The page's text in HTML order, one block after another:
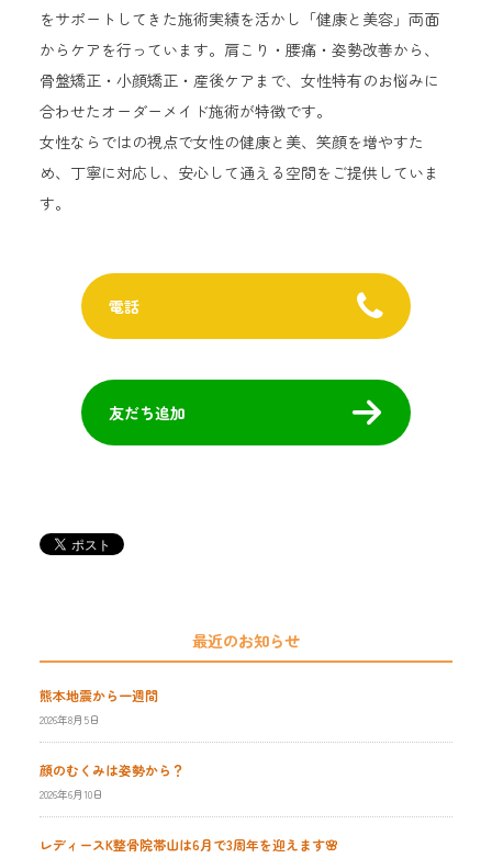
をサポートしてきた施術実績を活かし「健康と美容」両面
からケアを行っています。肩こり・腰痛・姿勢改善から、
骨盤矯正・小顔矯正・産後ケアまで、女性特有のお悩みに
合わせたオーダーメイド施術が特徴です。
女性ならではの視点で女性の健康と美、笑顔を増やすた
め、丁寧に対応し、安心して通える空間をご提供していま
す。
電話
友だち追加
最近のお知らせ
熊本地震から一週間
2026年8月5日
顔のむくみは姿勢から？
2026年6月10日
レディースK整骨院帯山は6月で3周年を迎えます🌸